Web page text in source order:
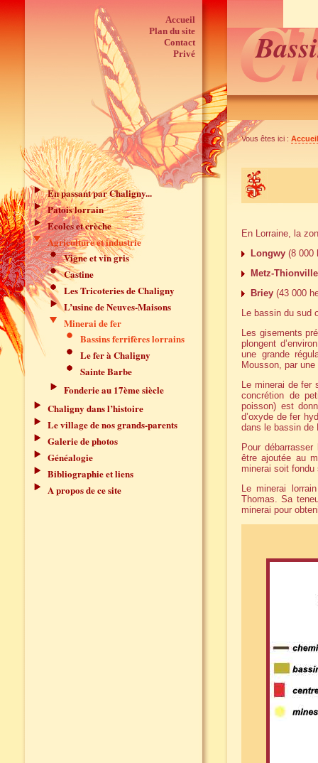
Vous êtes ici : Accueil
En Lorraine, la
Longwy (8 000
Metz-Thionville
Briey (43 000
Le bassin du sud
Les gisements
plongent
une grande
Mousson, par
Le minerai de fer
concrétion de
poisson) est
d’oxyde de fer
dans le bassin de
Pour
être ajoutée au
minerai soit
Le minerai
Thomas. Sa
minerai pour
Accueil
Plan du site
Contact
Privé
En passant par Chaligny...
Patois lorrain
Ecoles et crèche
Agriculture et industrie
Vigne et vin gris
Castine
Les Tricoteries de Chaligny
L’usine de Neuves-Maisons
Minerai de fer
Bassins ferrifères lorrains
Le fer à Chaligny
Sainte Barbe
Fonderie au 17ème siècle
Chaligny dans l’histoire
Le village de nos grands-parents
Galerie de photos
Généalogie
Bibliographie et liens
A propos de ce site